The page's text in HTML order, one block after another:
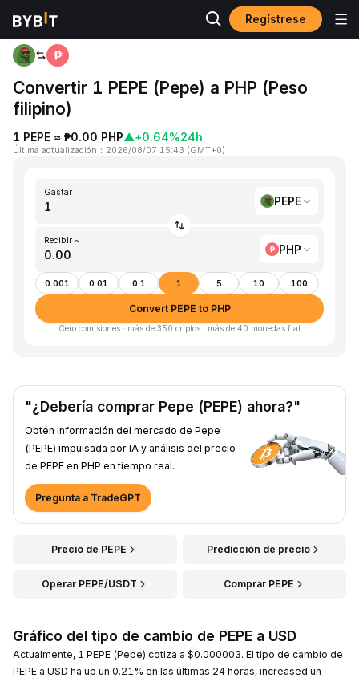
Regístrese
Inicio PEPE to PHP
Convertir 1 PEPE (Pepe) a PHP (Peso
filipino)
1 PEPE ≈ ₱0.00 PHP▲+0.64%24h
Última actualización ： 2026/08/07 15:43 (GMT+0)
Gastar
PEPE
Recibir ~
PHP
0.001 0.01 0.1 1 5 10 100
Convert PEPE to PHP
Cero comisiones · más de 350 criptos · más de 40 monedas fiat
"¿Debería comprar Pepe (PEPE) ahora?"
Obtén información del mercado de Pepe
(PEPE) impulsada por IA y análisis del precio
de PEPE en PHP en tiempo real.
Pregunta a TradeGPT
Precio de PEPE Predicción de precio
Operar PEPE/USDT Comprar PEPE
Gráfico del tipo de cambio de PEPE a USD
Actualmente, 1 PEPE (Pepe) cotiza a $0.000003. El tipo de cambio de
PEPE a USD ha up un 0.21% en las últimas 24 horas, increased un